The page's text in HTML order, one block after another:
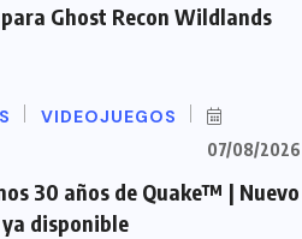
Ghost Recon Wildlands
VIDEOJUEGOS
07/08/2026
30 años de Quake™ | Nuevo
disponible